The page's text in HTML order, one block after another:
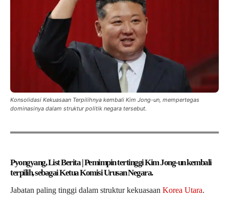
Konsolidasi Kekuasaan Terpilihnya kembali Kim Jong-un, mempertegas
dominasinya dalam struktur politik negara tersebut.
Pyongyang, List Berita | Pemimpin tertinggi Kim Jong-un kembali
terpilih, sebagai Ketua Komisi Urusan Negara.
Jabatan paling tinggi dalam struktur kekuasaan Korea Utara.